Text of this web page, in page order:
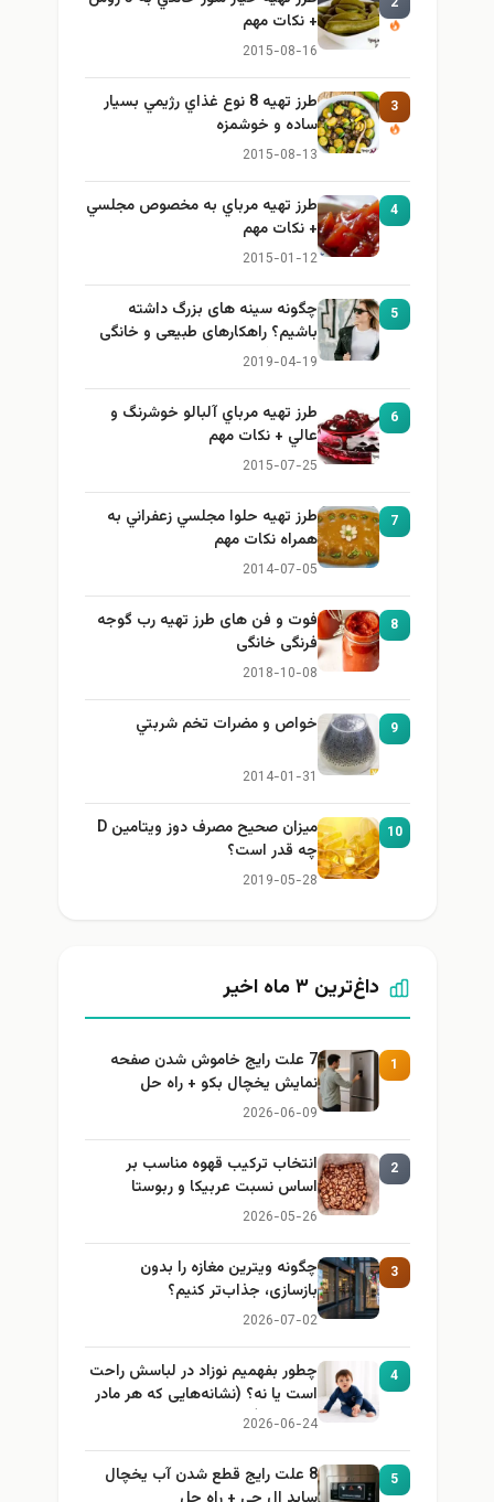
+ نكات مهم
2015-08-16
3
طرز تهيه 8 نوع غذاي رژيمي بسيار
ساده و خوشمزه
2015-08-13
4
طرز تهيه مرباي به مخصوص مجلسي
+ نكات مهم
2015-01-12
5
چگونه سینه های بزرگ داشته
باشیم؟ راهکارهای طبیعی و خانگی
برای بزرگ کردن سینه
2019-04-19
6
طرز تهيه مرباي آلبالو خوشرنگ و
عالي + نكات مهم
2015-07-25
7
طرز تهيه حلوا مجلسي زعفراني به
همراه نكات مهم
2014-07-05
8
فوت و فن های طرز تهیه رب گوجه
فرنگی خانگی
2018-10-08
9 خواص و مضرات تخم شربتي
2014-01-31
10
میزان صحیح مصرف دوز ویتامین D
چه قدر است؟
2019-05-28
داغ‌ترین ۳ ماه اخیر
1
7 علت رایج خاموش شدن صفحه
نمایش یخچال بکو + راه حل
2026-06-09
2
انتخاب ترکیب قهوه مناسب بر
اساس نسبت عربیکا و ربوستا
2026-05-26
3
چگونه ویترین مغازه را بدون
بازسازی، جذاب‌تر کنیم؟
2026-07-02
4
چطور بفهمیم نوزاد در لباسش راحت
است یا نه؟ (نشانه‌هایی که هر مادر
باید بداند)
2026-06-24
5
8 علت رایج قطع شدن آب یخچال